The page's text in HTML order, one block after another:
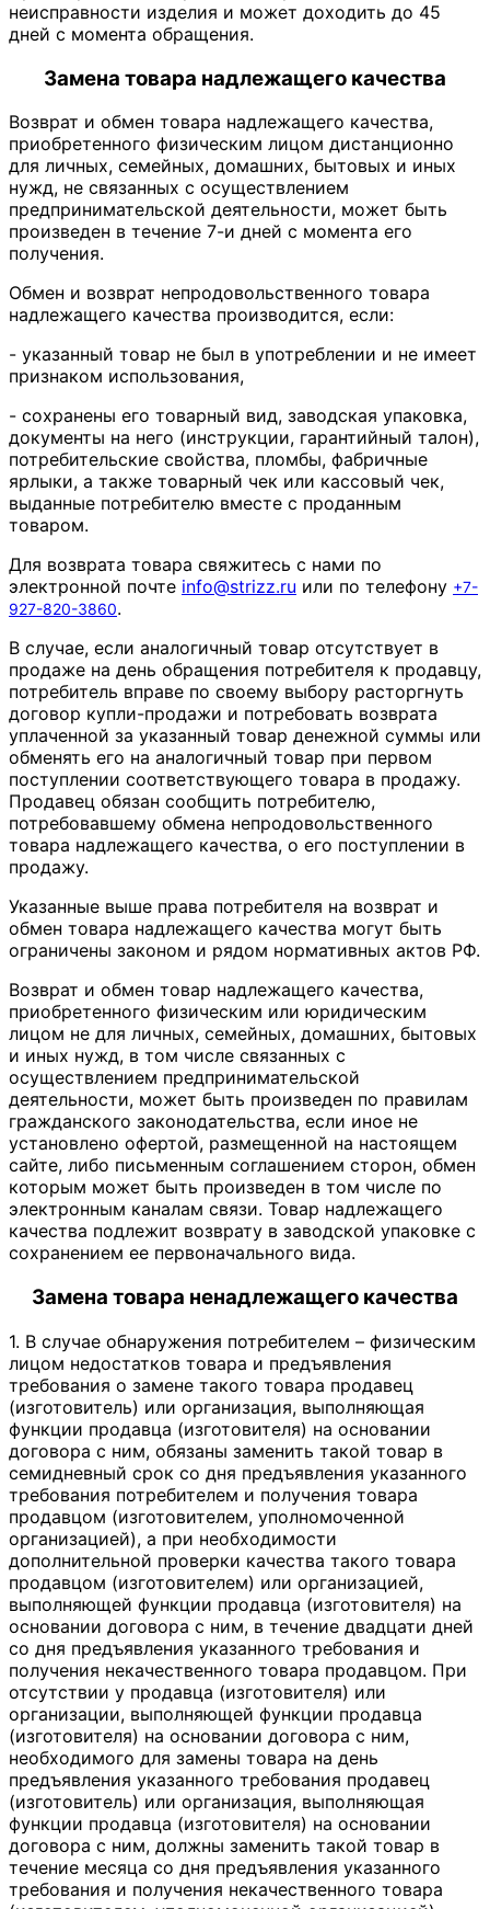
неисправности изделия и может доходить до 45
дней с момента обращения.
Замена товара надлежащего качества
Возврат и обмен товара надлежащего качества,
приобретенного физическим лицом дистанционно
для личных, семейных, домашних, бытовых и иных
нужд, не связанных с осуществлением
предпринимательской деятельности, может быть
произведен в течение 7-и дней с момента его
получения.
Обмен и возврат непродовольственного товара
надлежащего качества производится, если:
- указанный товар не был в употреблении и не имеет
признаком использования,
- сохранены его товарный вид, заводская упаковка,
документы на него (инструкции, гарантийный талон),
потребительские свойства, пломбы, фабричные
ярлыки, а также товарный чек или кассовый чек,
выданные потребителю вместе с проданным
товаром.
Для возврата товара свяжитесь с нами по
электронной почте info@strizz.ru или по телефону +7-
927-820-3860.
В случае, если аналогичный товар отсутствует в
продаже на день обращения потребителя к продавцу,
потребитель вправе по своему выбору расторгнуть
договор купли-продажи и потребовать возврата
уплаченной за указанный товар денежной суммы или
обменять его на аналогичный товар при первом
поступлении соответствующего товара в продажу.
Продавец обязан сообщить потребителю,
потребовавшему обмена непродовольственного
товара надлежащего качества, о его поступлении в
продажу.
Указанные выше права потребителя на возврат и
обмен товара надлежащего качества могут быть
ограничены законом и рядом нормативных актов РФ.
Возврат и обмен товар надлежащего качества,
приобретенного физическим или юридическим
лицом не для личных, семейных, домашних, бытовых
и иных нужд, в том числе связанных с
осуществлением предпринимательской
деятельности, может быть произведен по правилам
гражданского законодательства, если иное не
установлено офертой, размещенной на настоящем
сайте, либо письменным соглашением сторон, обмен
которым может быть произведен в том числе по
электронным каналам связи. Товар надлежащего
качества подлежит возврату в заводской упаковке с
сохранением ее первоначального вида.
Замена товара ненадлежащего качества
1. В случае обнаружения потребителем – физическим
лицом недостатков товара и предъявления
требования о замене такого товара продавец
(изготовитель) или организация, выполняющая
функции продавца (изготовителя) на основании
договора с ним, обязаны заменить такой товар в
семидневный срок со дня предъявления указанного
требования потребителем и получения товара
продавцом (изготовителем, уполномоченной
организацией), а при необходимости
дополнительной проверки качества такого товара
продавцом (изготовителем) или организацией,
выполняющей функции продавца (изготовителя) на
основании договора с ним, в течение двадцати дней
со дня предъявления указанного требования и
получения некачественного товара продавцом. При
отсутствии у продавца (изготовителя) или
организации, выполняющей функции продавца
(изготовителя) на основании договора с ним,
необходимого для замены товара на день
предъявления указанного требования продавец
(изготовитель) или организация, выполняющая
функции продавца (изготовителя) на основании
договора с ним, должны заменить такой товар в
течение месяца со дня предъявления указанного
требования и получения некачественного товара